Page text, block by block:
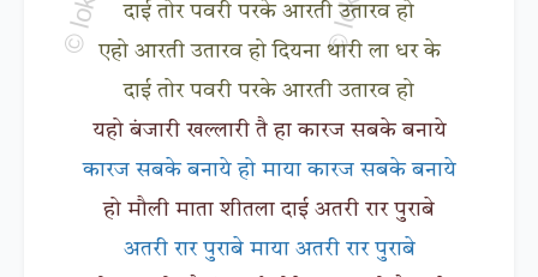
दाई तोर पवरी परके आरती उतारव हो
एहो आरती उतारव हो दियना थारी ला धर के
दाई तोर पवरी परके आरती उतारव हो
यहो बंजारी खल्लारी तै हा कारज सबके बनाये
कारज सबके बनाये हो माया कारज सबके बनाये
हो मौली माता शीतला दाई अतरी रार पुराबे
अतरी रार पुराबे माया अतरी रार पुराबे